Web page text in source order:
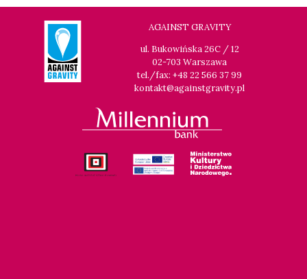
GENERATION WEALTH
20:30
Dolnośląskie Centrum Filmowe, sala
Warszawa
GRACE JONES: BLOODLIGHT AND BAMI
Dolnośląskie Centrum Filmowe, sala
LOVE MEANS ZERO
Klub Festiwalowy Czuła jest noc
FOX IN THE BOX
AGAINST GRAVITY
ul. Bukowińska 26C / 12
02-703 Warszawa
tel./fax: +48 22 566 37 99
kontakt@againstgravity.pl